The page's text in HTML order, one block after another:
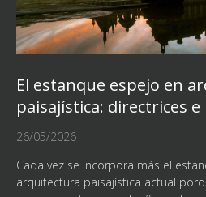
El estanque espejo en
paisajística: directrices
26/05/2026
Cada vez se incorpora más el
arquitectura paisajística actual